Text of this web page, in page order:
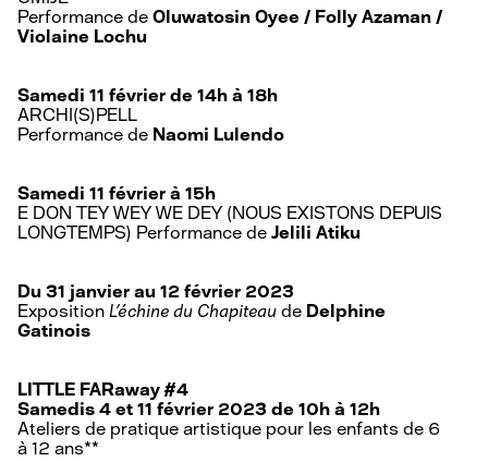
Performance de Oluwatosin Oyee / Folly Azaman /
Violaine Lochu
Samedi 11 février de 14h à 18h
ARCHI(S)PELL
Performance de Naomi Lulendo
Samedi 11 février à 15h
E DON TEY WEY WE DEY (NOUS EXISTONS DEPUIS
LONGTEMPS) Performance de Jelili Atiku
Du 31 janvier au 12 février 2023
Exposition L’échine du Chapiteau de Delphine
Gatinois
LITTLE FARaway #4
Samedis 4 et 11 février 2023 de 10h à 12h
Ateliers de pratique artistique pour les enfants de 6
à 12 ans**